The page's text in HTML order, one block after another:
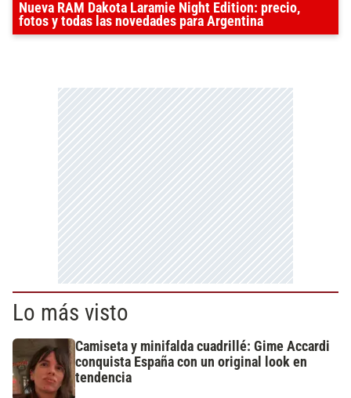
Nueva RAM Dakota Laramie Night Edition: precio,
fotos y todas las novedades para Argentina
Lo más visto
Camiseta y minifalda cuadrillé: Gime Accardi
conquista España con un original look en
tendencia